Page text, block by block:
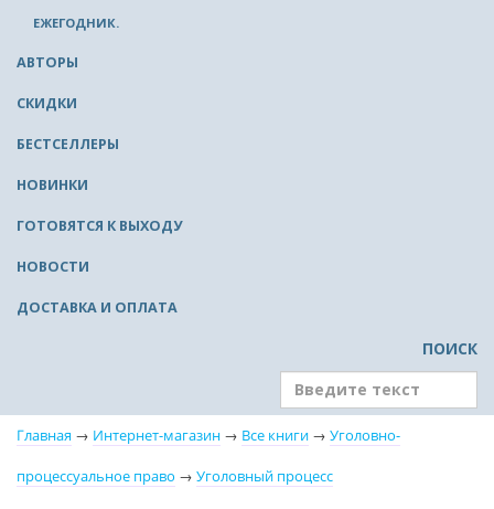
ЕЖЕГОДНИК.
АВТОРЫ
СКИДКИ
БЕСТСЕЛЛЕРЫ
НОВИНКИ
ГОТОВЯТСЯ К ВЫХОДУ
НОВОСТИ
ДОСТАВКА И ОПЛАТА
ПОИСК
Главная → Интернет-магазин → Все книги → Уголовно-
процессуальное право → Уголовный процесс